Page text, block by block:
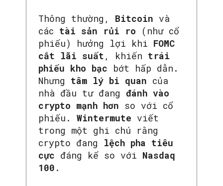
Thông thường, Bitcoin và
các tài sản rủi ro (như cổ
phiếu) hưởng lợi khi FOMC
cắt lãi suất , khiến trái
phiếu kho bạc bớt hấp dẫn.
Nhưng tâm lý bi quan của
nhà đầu tư đang đánh vào
crypto mạnh hơn so với cổ
phiếu. Wintermute viết
trong một ghi chú rằng
crypto đang lệch pha tiêu
cực đáng kể so với Nasdaq
100 .